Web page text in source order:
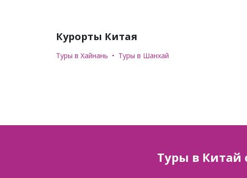
Курорты Китая
Туры в Хайнань Туры в Шанхай
Туры в Китай